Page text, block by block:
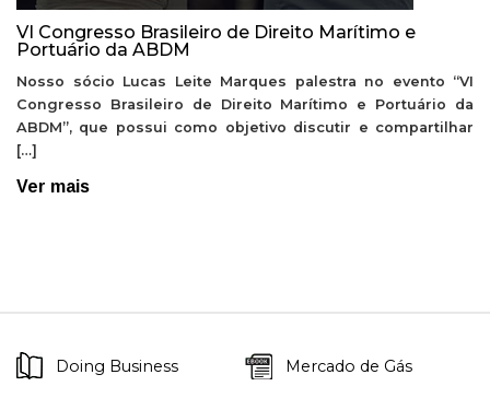
VI Congresso Brasileiro de Direito Marítimo e
Portuário da ABDM
Nosso sócio Lucas Leite Marques palestra no evento “VI
Congresso Brasileiro de Direito Marítimo e Portuário da
ABDM”, que possui como objetivo discutir e compartilhar
[…]
Ver mais
Doing Business Mercado de Gás